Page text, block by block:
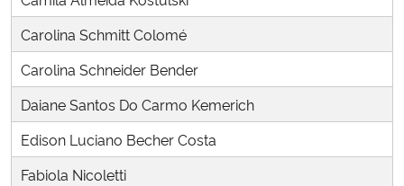
Ministério da Educação
Ministério de Minas e Energia
Carolina Schmitt Colomé
Carolina Schneider Bender
Daiane Santos Do Carmo Kemerich
Edison Luciano Becher Costa
Fabiola Nicoletti